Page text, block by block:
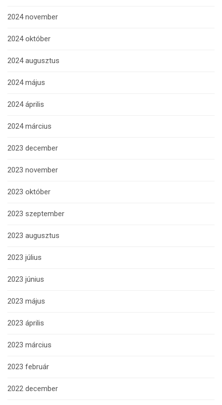
2024 november
2024 október
2024 augusztus
2024 május
2024 április
2024 március
2023 december
2023 november
2023 október
2023 szeptember
2023 augusztus
2023 július
2023 június
2023 május
2023 április
2023 március
2023 február
2022 december